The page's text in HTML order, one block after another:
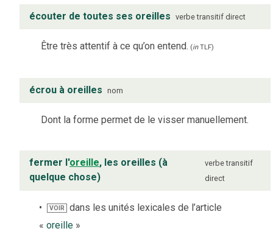
écouter de toutes ses oreilles verbe transitif direct
Être très attentif à ce qu’on entend. (inTLF)
écrou à oreilles nom
Dont la forme permet de le visser manuellement.
fermer l'oreille, les oreilles (à
quelque chose)
verbe transitif
direct
VOIR
dans les unités lexicales de l’article
« oreille »